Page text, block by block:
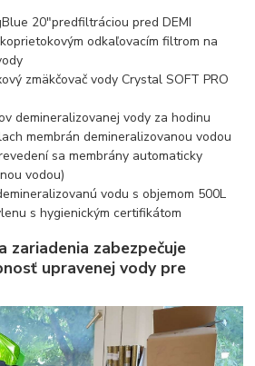
20"predfiltráciou pred DEMI
odkaľovacím filtrom na
zmäkčovač vody Crystal SOFT PRO
demineralizovanej vody za hodinu
membrán demineralizovanou vodou
sa membrány automaticky
vodou)
vodu s objemom 500L
s hygienickým certifikátom
zariadenia zabezpečuje
upravenej vody pre